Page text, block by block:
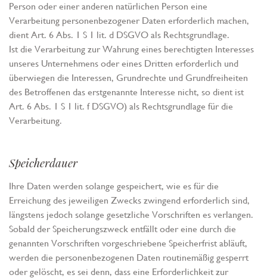
Person oder einer anderen natürlichen Person eine
Verarbeitung personenbezogener Daten erforderlich machen,
dient Art. 6 Abs. 1 S 1 lit. d DSGVO als Rechtsgrundlage.
Ist die Verarbeitung zur Wahrung eines berechtigten Interesses
unseres Unternehmens oder eines Dritten erforderlich und
überwiegen die Interessen, Grundrechte und Grundfreiheiten
des Betroffenen das erstgenannte Interesse nicht, so dient ist
Art. 6 Abs. 1 S 1 lit. f DSGVO) als Rechtsgrundlage für die
Verarbeitung.
Speicherdauer
Ihre Daten werden solange gespeichert, wie es für die
Erreichung des jeweiligen Zwecks zwingend erforderlich sind,
längstens jedoch solange gesetzliche Vorschriften es verlangen.
Sobald der Speicherungszweck entfällt oder eine durch die
genannten Vorschriften vorgeschriebene Speicherfrist abläuft,
werden die personenbezogenen Daten routinemäßig gesperrt
oder gelöscht, es sei denn, dass eine Erforderlichkeit zur